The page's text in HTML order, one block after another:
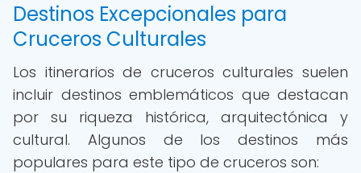
Destinos Excepcionales para
Cruceros Culturales
Los itinerarios de cruceros culturales suelen
incluir destinos emblemáticos que destacan
por su riqueza histórica, arquitectónica y
cultural. Algunos de los destinos más
populares para este tipo de cruceros son: